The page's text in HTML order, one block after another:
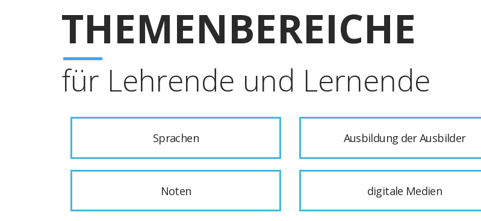
THEMENBEREICHE
für Lehrende und Lernende
Sprachen Ausbildung der Ausbilder
Noten digitale Medien